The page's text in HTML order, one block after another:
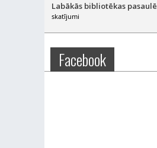
Labākās bibliotēkas pasaulē
skatījumi
Facebook